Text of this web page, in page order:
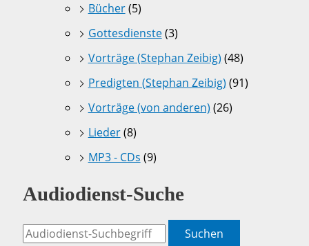
Bücher(5)
Gottesdienste(3)
Vorträge (Stephan Zeibig) (48)
Predigten (Stephan Zeibig) (91)
Vorträge (von anderen) (26)
Lieder(8)
MP3 - CDs (9)
Audiodienst-Suche
Suchen